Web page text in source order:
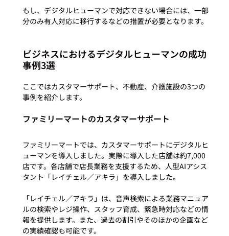
もし、デジタルヒューマンで対応できない場合には、一部
ビジネスにおけるデジタルヒューマンの成功
事例3選
ここではカスタマーサポート、不動産、介護施設の3つの
ファミリーマートのカスタマーサポート
ファミリーマートでは、カスタマーサポートにデジタルヒ
ューマンを導入しました。実際に導入した店舗は約7,000
店です。各店舗で店長業務を支援するため、人型AIアシス
タント「レイチェル／アキラ」を導入しました。
「レイチェル／アキラ」は、音声検索による業務マニュア
ルの検索やレジ操作、スタッフ育成、緊急時対応などの情
報を提供します。また、過去の割引やそのほかの企画など
の実績確認も可能です。